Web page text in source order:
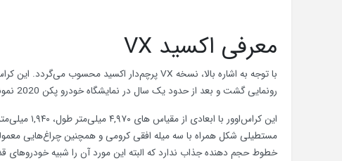
معرفی اکسید VX
رونمایی گشت و بعد از حدود یک سال در نمایشگاه خودرو پکن 2020 نمونه تولیدی آن با اعمال تغییراتی کوچک به معرض نمایش عموم گذاشته شد.
مستطیلی شکل همراه با سه میله افقی کرومی و همچنین چراغ‌هایی
خطوط حجم دهنده جذاب ندارد که البته این مورد آن را شبیه خودروهای